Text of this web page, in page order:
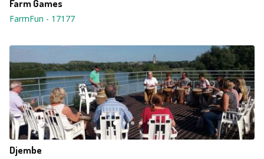
Farm Games
FarmFun - 17177
Djembe